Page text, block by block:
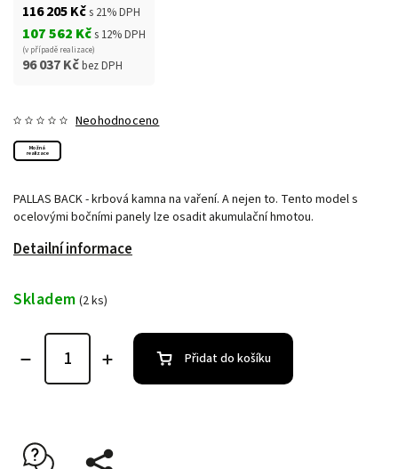
116 205 Kčs 21% DPH
107 562 Kčs 12% DPH
(v případě realizace)
96 037 Kčbez DPH
Možná
realizace
Neohodnoceno
PALLAS BACK - krbová kamna na vaření. A nejen to. Tento model s
ocelovými bočními panely lze osadit akumulační hmotou.
Detailní informace
Skladem (2 ks)
Přidat do košíku